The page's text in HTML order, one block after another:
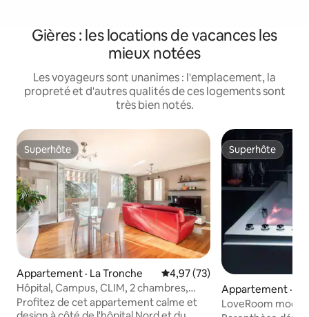
Gières : les locations de vacances les
mieux notées
Les voyageurs sont unanimes : l'emplacement, la
propreté et d'autres qualités de ces logements sont
très bien notés.
Superhôte
Superhôte
Appartement · La Tronche Note moyenne de 4,97 sur 5,
4,97 (73)
Hôpital, Campus, CLIM, 2 chambres,
4 personnes, parking, TRAM
Profitez de cet appartement calme et
Superhôte
Superhôte
Appartement ·
LoveRoom